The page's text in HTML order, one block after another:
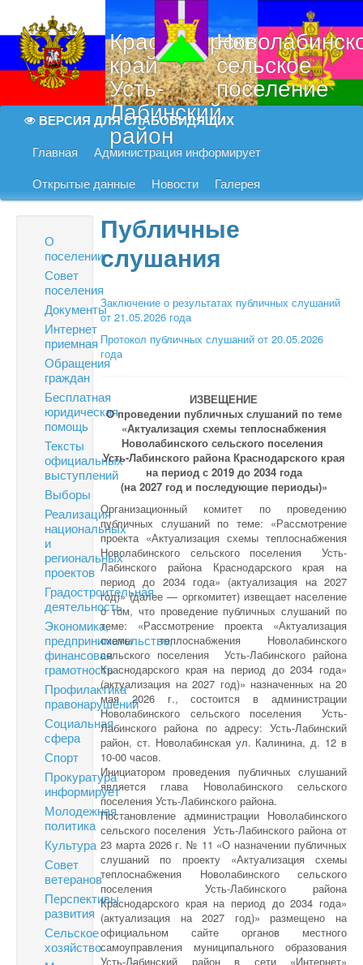
Краснодарский
край
Усть-
Лабинский
район
сельское
поселение
ВЕРСИЯ ДЛЯ СЛАБОВИДЯЩИХ
Главная Администрация информирует
Открытые данные Новости Галерея
О
поселении
Совет
поселения
Документы
Интернет
приемная
Обращения
граждан
Бесплатная
юридическая
помощь
Тексты
официальных
выступлений
Выборы
Реализация
национальных
и
региональных
проектов
Градостроительная
деятельность
Экономика,
предпринимательство,
финансовая
грамотность
Профилактика
правонарушений
Социальная
сфера
Спорт
Прокуратура
информирует
Молодежная
политика
Культура
Совет
ветеранов
Перспективы
развития
Сельское
хозяйство
Публичные
слушания
Заключение о результатах публичных слушаний
от 21.05.2026 года
Протокол публичных слушаний от 20.05.2026
года
ИЗВЕЩЕНИЕ
О проведении публичных слушаний по теме
«Актуализация схемы теплоснабжения
Новолабинского сельского поселения
Усть-Лабинского района Краснодарского края
на период с 2019 до 2034 года
(на 2027 год и последующие периоды)»
Организационный комитет по проведению
публичных слушаний по теме: «Рассмотрение
проекта «Актуализация схемы теплоснабжения
Новолабинского сельского поселения Усть-
Лабинского района Краснодарского края на
период до 2034 года» (актуализация на 2027
год)» (далее — оргкомитет) извещает население
о том, что проведение публичных слушаний по
теме: «Рассмотрение проекта «Актуализация
схемы теплоснабжения Новолабинского
сельского поселения Усть-Лабинского района
Краснодарского края на период до 2034 года»
(актуализация на 2027 год)» назначенных на 20
мая 2026 г., состоится в администрации
Новолабинского сельского поселения Усть-
Лабинского района по адресу: Усть-Лабинский
район, ст. Новолабинская ул. Калинина, д. 12 в
10-00 часов.
Инициатором проведения публичных слушаний
является глава Новолабинского сельского
поселения Усть-Лабинского района.
Постановление администрации Новолабинского
сельского поселения Усть-Лабинского района от
23 марта 2026 г. № 11 «О назначении публичных
слушаний по проекту «Актуализация схемы
теплоснабжения Новолабинского сельского
поселения Усть-Лабинского района
Краснодарского края на период до 2034 года»
(актуализация на 2027 год)» размещено на
официальном сайте органов местного
самоуправления муниципального образования
Усть-Лабинский район в сети «Интернет»